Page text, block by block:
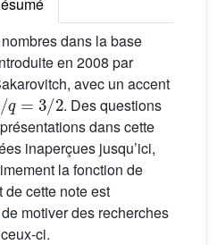
dans la base
en 2008 par
avec un accent
/q=3/2
. Des questions
dans cette
inaperçues jusqu’ici,
la fonction de
de cette note est
motiver des recherches
ci.